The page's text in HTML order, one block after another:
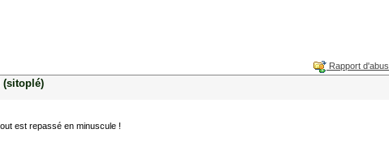
Rapport d'abus
(sitoplé)
est repassé en minuscule !